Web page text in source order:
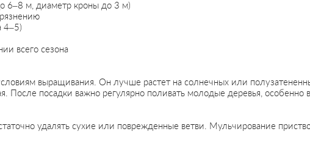
6–8 м, диаметр кроны до 3 м)
4–5)
всего сезона
выращивания. Он лучше растет на солнечных или
После посадки важно регулярно поливать молодые деревья,
удалять сухие или поврежденные ветви. Мульчирование